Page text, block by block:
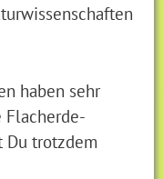
haben sehr
Flacherde-
Du trotzdem